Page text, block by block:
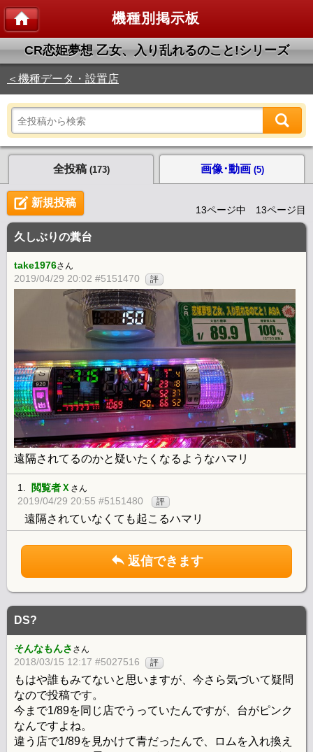
機種別掲示板
CR恋姫夢想 乙女、入り乱れるのこと!シリーズ
＜機種データ・設置店
全投稿 (173) 画像･動画 (5)
新規投稿
13ページ中 13ページ目
久しぶりの糞台
take1976さん
2019/04/29 20:02 #5151470 評
遠隔されてるのかと疑いたくなるようなハマリ
1. 閲覧者Ｘ さん
2019/04/29 20:55 #5151480 評
遠隔されていなくても起こるハマリ
返信できます
DS?
そんなもんさ さん
2018/03/15 12:17 #5027516 評
もはや誰もみてないと思いますが、今さら気づいて疑問
なので投稿です。
今まで1/89を同じ店でうっていたんですが、台がピンク
なんですよね。
違う店で1/89を見かけて青だったんで、ロムを入れ換え